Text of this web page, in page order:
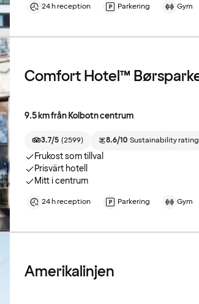
24 h reception Parkering Gym
Comfort Hotel™
9.5 km från Kolbotn centrum
3.7/5 (2599) 8.6/10 Sustainability rating
Frukost som tillval
Prisvärt hotell
Mitt i centrum
24 h reception Parkering Gym
Amerikalinjen